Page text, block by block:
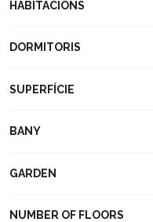
HABITACIONS
DORMITORIS
SUPERFÍCIE
BANY
GARDEN
NUMBER OF FLOORS